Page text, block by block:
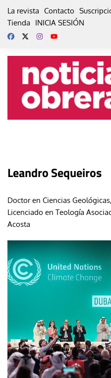
La revista Contacto
Tienda
INICIA SESIÓN
Leandro Sequeiros
Doctor en Ciencias
Licenciado en Teología
Acosta